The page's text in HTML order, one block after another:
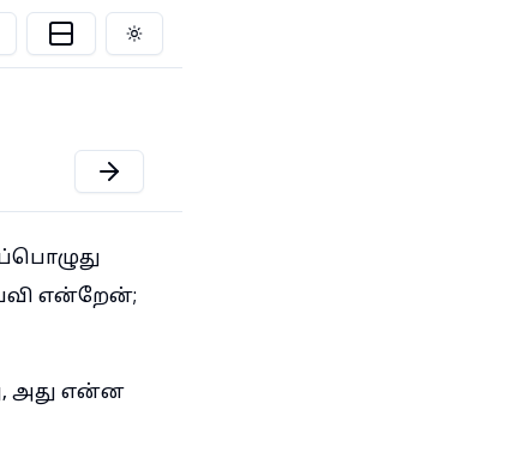
Toggle theme
என்றேன்;
அது என்ன